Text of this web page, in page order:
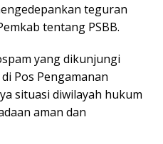
teguran
tentang PSBB.
yang dikunjungi
Pos Pengamanan
situasi diwilayah hukum
aman dan